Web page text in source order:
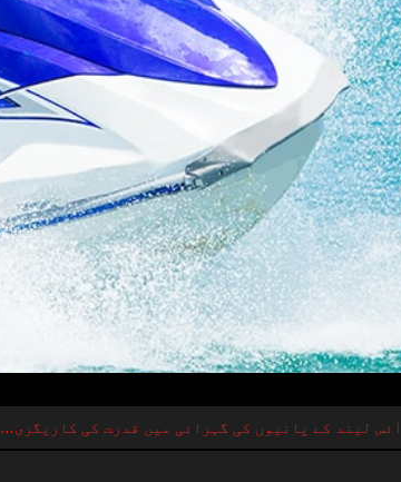
آئس لیند کے پانیوں کی گہرائی میں قدرت کی کاریگری…